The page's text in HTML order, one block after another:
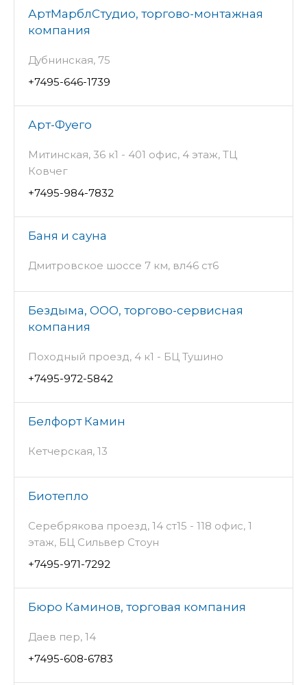
АртМарблСтудио, торгово-монтажная
компания
Дубнинская, 75
+7495-646-1739
Арт-Фуего
Митинская, 36 к1 - 401 офис, 4 этаж, ТЦ
Ковчег
+7495-984-7832
Баня и сауна
Дмитровское шоссе 7 км, вл46 ст6
Бездыма, ООО, торгово-сервисная
компания
Походный проезд, 4 к1 - БЦ Тушино
+7495-972-5842
Белфорт Камин
Кетчерская, 13
Биотепло
Серебрякова проезд, 14 ст15 - 118 офис, 1
этаж, БЦ Сильвер Стоун
+7495-971-7292
Бюро Каминов, торговая компания
Даев пер, 14
+7495-608-6783